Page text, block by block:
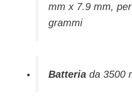
mm x 7.9 mm,
grammi
Batteria da 3500